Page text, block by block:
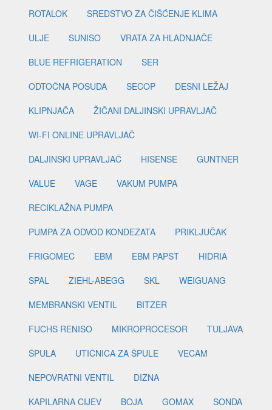
ROTALOK
SREDSTVO ZA ČIŠĆENJE KLIMA
ULJE
SUNISO
VRATA ZA HLADNJAČE
BLUE REFRIGERATION
SER
ODTOČNA POSUDA
SECOP
DESNI LEŽAJ
KLIPNJAČA
ŽIČANI DALJINSKI UPRAVLJAČ
WI-FI ONLINE UPRAVLJAČ
DALJINSKI UPRAVLJAČ
HISENSE
GUNTNER
VALUE
VAGE
VAKUM PUMPA
RECIKLAŽNA PUMPA
PUMPA ZA ODVOD KONDEZATA
PRIKLJUČAK
FRIGOMEC
EBM EBM PAPST
HIDRIA
SPAL
ZIEHL-ABEGG SKL
WEIGUANG
MEMBRANSKI VENTIL
BITZER
FUCHS RENISO
MIKROPROCESOR
TULJAVA
ŠPULA
UTIČNICA ZA ŠPULE
VECAM
NEPOVRATNI VENTIL
DIZNA
KAPILARNA CIJEV
BOJA GOMAX
SONDA